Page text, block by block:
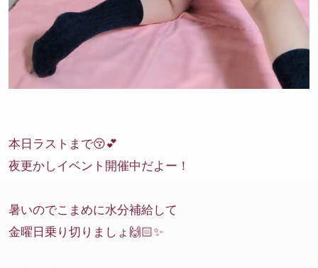
本日ラストまで😚💕
夜更かしイベント開催中だよー！
暑いのでこまめに水分補給して
金曜日乗り切りましょ🙌🏻✨